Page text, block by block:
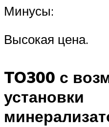
Минусы:
Высокая цена.
TO300 с
установки